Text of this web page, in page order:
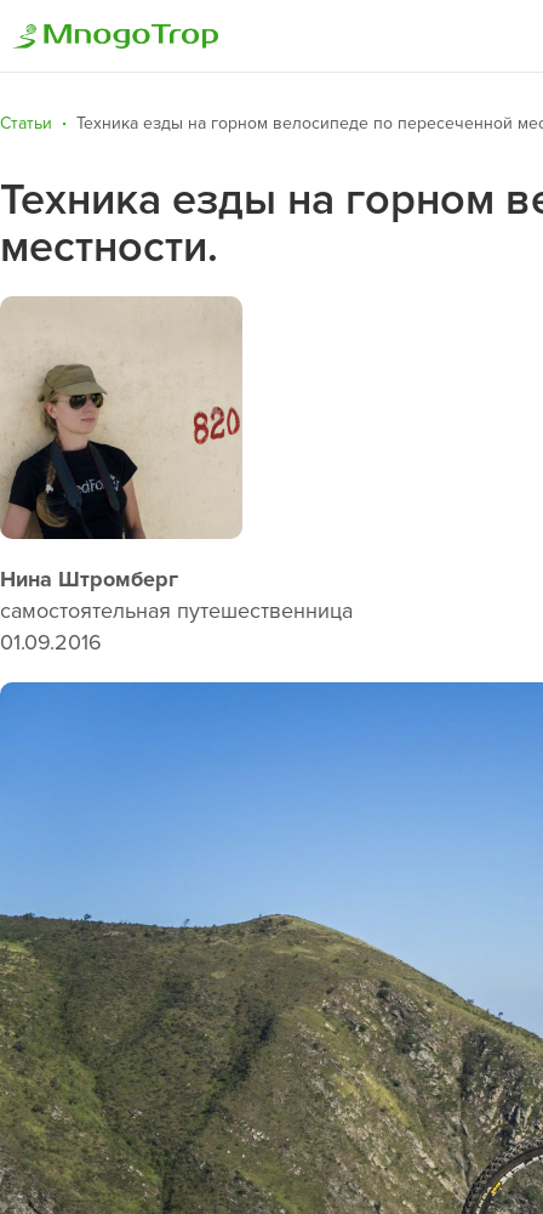
Статьи Техника езды на горном велосипеде по пересеченной
Техника езды на горном
местности.
Нина Штромберг
самостоятельная
01.09.2016